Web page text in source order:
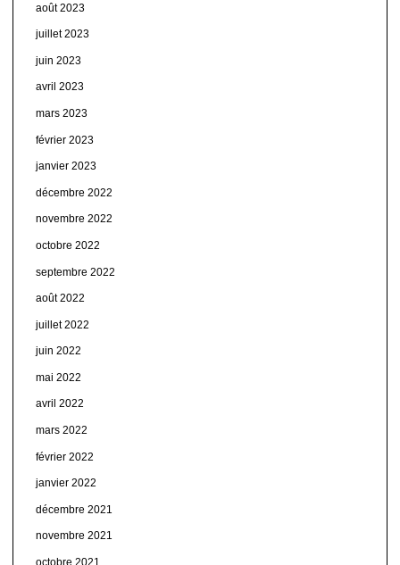
août 2023
juillet 2023
juin 2023
avril 2023
mars 2023
février 2023
janvier 2023
décembre 2022
novembre 2022
octobre 2022
septembre 2022
août 2022
juillet 2022
juin 2022
mai 2022
avril 2022
mars 2022
février 2022
janvier 2022
décembre 2021
novembre 2021
octobre 2021